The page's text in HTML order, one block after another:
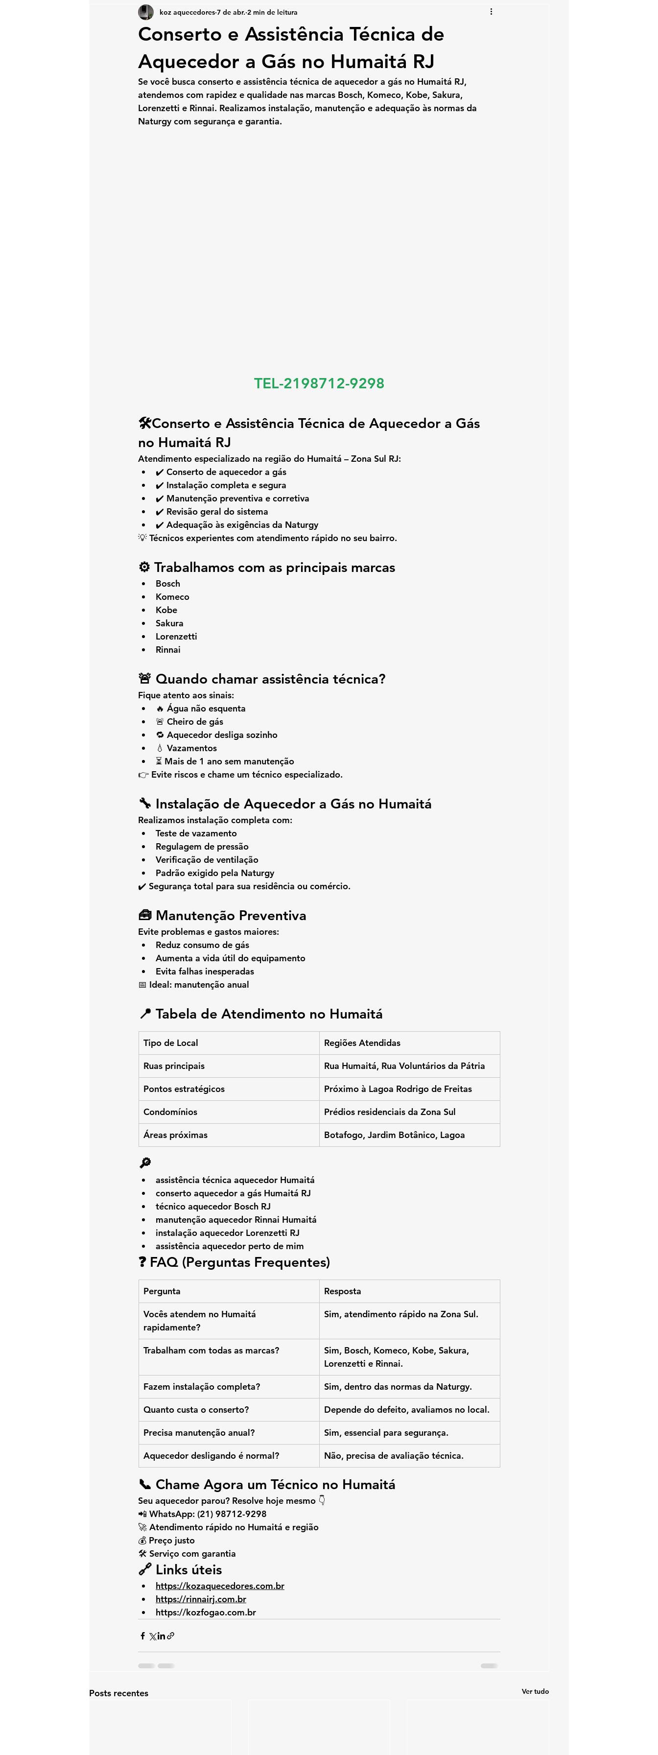
Conserto e Assistência Técnica de
Aquecedor a Gás no Humaitá RJ
koz aquecedores 7 de abr. 2 min de leitura
Se você busca conserto e assistência técnica de aquecedor a gás no Humaitá RJ,
atendemos com rapidez e qualidade nas marcas Bosch, Komeco, Kobe, Sakura,
Lorenzetti e Rinnai. Realizamos instalação, manutenção e adequação às normas da
Naturgy com segurança e garantia.
TEL-2198712-9298
🛠️Conserto e Assistência Técnica de Aquecedor a Gás
no Humaitá RJ
Atendimento especializado na região do Humaitá – Zona Sul RJ:
✔️ Conserto de aquecedor a gás
✔️ Instalação completa e segura
✔️ Manutenção preventiva e corretiva
✔️ Revisão geral do sistema
✔️ Adequação às exigências da Naturgy
💡 Técnicos experientes com atendimento rápido no seu bairro.
⚙️ Trabalhamos com as principais marcas
Bosch
Komeco
Kobe
Sakura
Lorenzetti
Rinnai
🚨 Quando chamar assistência técnica?
Fique atento aos sinais:
🔥 Água não esquenta
🚨 Cheiro de gás
🔁 Aquecedor desliga sozinho
💧 Vazamentos
⏳ Mais de 1 ano sem manutenção
👉 Evite riscos e chame um técnico especializado.
🔧 Instalação de Aquecedor a Gás no Humaitá
Realizamos instalação completa com:
Teste de vazamento
Regulagem de pressão
Verificação de ventilação
Padrão exigido pela Naturgy
✔️ Segurança total para sua residência ou comércio.
🧰 Manutenção Preventiva
Evite problemas e gastos maiores:
Reduz consumo de gás
Aumenta a vida útil do equipamento
Evita falhas inesperadas
📅 Ideal: manutenção anual
📍 Tabela de Atendimento no Humaitá
Tipo de Local Regiões Atendidas
Ruas principais Rua Humaitá, Rua Voluntários da Pátria
Pontos estratégicos Próximo à Lagoa Rodrigo de Freitas
Condomínios Prédios residenciais da Zona Sul
Áreas próximas Botafogo, Jardim Botânico, Lagoa
🔎
assistência técnica aquecedor Humaitá
conserto aquecedor a gás Humaitá RJ
técnico aquecedor Bosch RJ
manutenção aquecedor Rinnai Humaitá
instalação aquecedor Lorenzetti RJ
assistência aquecedor perto de mim
❓ FAQ (Perguntas Frequentes)
Pergunta Resposta
Vocês atendem no Humaitá
rapidamente?
Sim, atendimento rápido na Zona Sul.
Trabalham com todas as marcas?
Sim, Bosch, Komeco, Kobe, Sakura,
Lorenzetti e Rinnai.
Fazem instalação completa? Sim, dentro das normas da Naturgy.
Quanto custa o conserto? Depende do defeito, avaliamos no local.
Precisa manutenção anual? Sim, essencial para segurança.
Aquecedor desligando é normal? Não, precisa de avaliação técnica.
📞 Chame Agora um Técnico no Humaitá
Seu aquecedor parou? Resolve hoje mesmo 👇
📲 WhatsApp: (21) 98712-9298
🚀 Atendimento rápido no Humaitá e região
💰 Preço justo
🛠️ Serviço com garantia
🔗 Links úteis
https://kozaquecedores.com.br
https://rinnairj.com.br
https://kozfogao.com.br
Posts recentes Ver tudo